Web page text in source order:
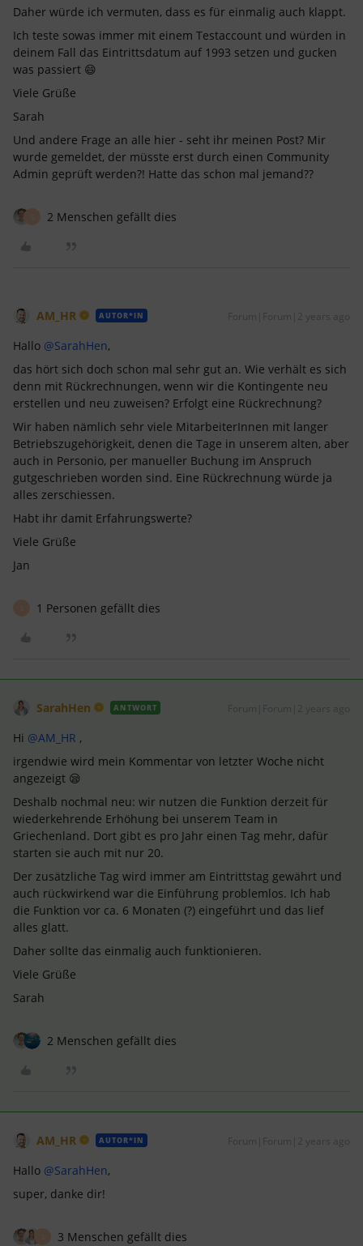
Daher würde ich vermuten, dass es für einmalig auch klappt.
Ich teste sowas immer mit einem Testaccount und würden in
deinem Fall das Eintrittsdatum auf 1993 setzen und gucken
was passiert 😄
Viele Grüße
Sarah
Und andere Frage an alle hier - seht ihr meinen Post? Mir
wurde gemeldet, der müsste erst durch einen Community
Admin geprüft werden?! Hatte das schon mal jemand??
2 Menschen gefällt dies
AM_HR AUTOR*IN Forum|Forum|2 years ago
Hallo @SarahHen,
das hört sich doch schon mal sehr gut an. Wie verhält es sich
denn mit Rückrechnungen, wenn wir die Kontingente neu
erstellen und neu zuweisen? Erfolgt eine Rückrechnung?
Wir haben nämlich sehr viele MitarbeiterInnen mit langer
Betriebszugehörigkeit, denen die Tage in unserem alten, aber
auch in Personio, per manueller Buchung im Anspruch
gutgeschrieben worden sind. Eine Rückrechnung würde ja
alles zerschiessen.
Habt ihr damit Erfahrungswerte?
Viele Grüße
Jan
1 Personen gefällt dies
SarahHen ANTWORT
Hi @AM_HR ,
irgendwie wird mein Kommentar von letzter Woche nicht
angezeigt 😪
Deshalb nochmal neu: wir nutzen die Funktion derzeit für
wiederkehrende Erhöhung bei unserem Team in
Griechenland. Dort gibt es pro Jahr einen Tag mehr, dafür
starten sie auch mit nur 20.
Der zusätzliche Tag wird immer am Eintrittstag gewährt und
auch rückwirkend war die Einführung problemlos. Ich hab
die Funktion vor ca. 6 Monaten (?) eingeführt und das lief
alles glatt.
Daher sollte das einmalig auch funktionieren.
Viele Grüße
Sarah
2 Menschen gefällt dies
AM_HR AUTOR*IN Forum|Forum|2 years ago
Hallo @SarahHen,
super, danke dir!
3 Menschen gefällt dies